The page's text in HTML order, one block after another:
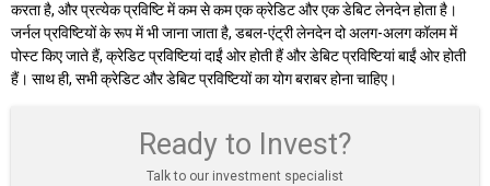
करता है, और प्रत्येक प्रविष्टि में कम से कम एक क्रेडिट और एक डेबिट लेनदेन होता है।
जर्नल प्रविष्टियों के रूप में भी जाना जाता है, डबल-एंट्री लेनदेन दो अलग-अलग कॉलम में
पोस्ट किए जाते हैं, क्रेडिट प्रविष्टियां दाईं ओर होती हैं और डेबिट प्रविष्टियां बाईं ओर होती
हैं। साथ ही, सभी क्रेडिट और डेबिट प्रविष्टियों का योग बराबर होना चाहिए।
Ready to Invest?
Talk to our investment specialist